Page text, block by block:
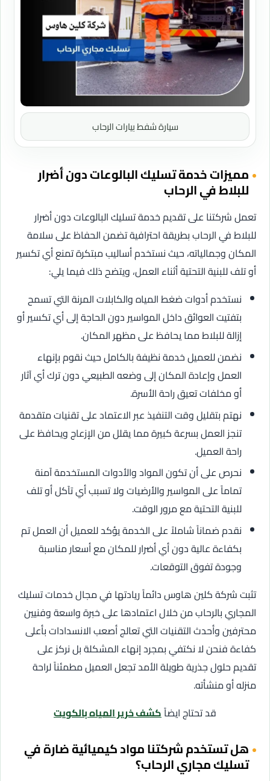
سيارة شفط بيارات الرحاب
مميزات خدمة تسليك البالوعات دون أضرار
للبلاط في الرحاب
تعمل شركتنا على تقديم خدمة تسليك البالوعات دون أضرار
للبلاط في الرحاب بطريقة احترافية تضمن الحفاظ على سلامة
المكان وجمالياته، حيث نستخدم أساليب مبتكرة تمنع أي تكسير
أو تلف للبنية التحتية أثناء العمل، ويتضح ذلك فيما يلي:
نستخدم أدوات ضغط المياه والكابلات المرنة التي تسمح
بتفتيت العوائق داخل المواسير دون الحاجة إلى أي تكسير أو
إزالة للبلاط مما يحافظ على مظهر المكان.
نضمن للعميل خدمة نظيفة بالكامل حيث نقوم بإنهاء
العمل وإعادة المكان إلى وضعه الطبيعي دون ترك أي آثار
أو مخلفات تعيق راحة الأسرة.
نهتم بتقليل وقت التنفيذ عبر الاعتماد على تقنيات متقدمة
تنجز العمل بسرعة كبيرة مما يقلل من الإزعاج ويحافظ على
راحة العميل.
نحرص على أن تكون المواد والأدوات المستخدمة آمنة
تماماً على المواسير والأرضيات ولا تسبب أي تآكل أو تلف
للبنية التحتية مع مرور الوقت.
نقدم ضماناً شاملاً على الخدمة يؤكد للعميل أن العمل تم
بكفاءة عالية دون أي أضرار للمكان مع أسعار مناسبة
وجودة تفوق التوقعات.
تثبت شركة كلين هاوس دائماً ريادتها في مجال خدمات تسليك
المجاري بالرحاب من خلال اعتمادها على خبرة واسعة وفنيين
محترفين وأحدث التقنيات التي تعالج أصعب الانسدادات بأعلى
كفاءة فنحن لا نكتفي بمجرد إنهاء المشكلة بل نركز على
تقديم حلول جذرية طويلة الأمد تجعل العميل مطمئناً لراحة
منزله أو منشأته.
قد تحتاج ايضاًكشف خرير المياه بالكويت
هل تستخدم شركتنا مواد كيميائية ضارة في
تسليك مجاري الرحاب؟